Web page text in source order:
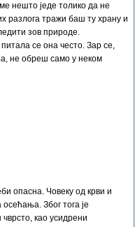
нешто једе толико да не
разлога тражи баш ту храну и
зов природе.
се она често. Зар се,
не обреш само у неком
опасна. Човеку од крви и
Због тога је
као усидрени